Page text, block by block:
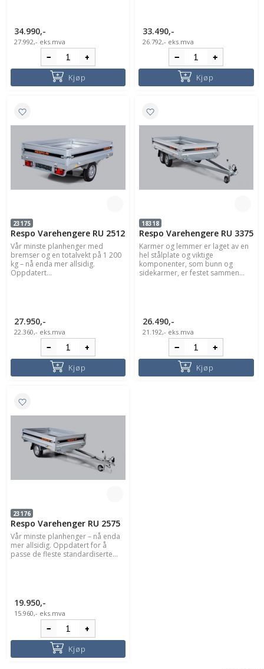
34.990,-
27.992,- eks.mva
Kjøp
33.490,-
26.792,- eks.mva
Kjøp
23175
Respo Varehengere RU 2512
Vår minste planhenger med
bremser og en totalvekt på 1 200
kg – nå enda mer allsidig.
Oppdatert...
27.950,-
22.360,- eks.mva
Kjøp
18318
Respo Varehengere RU 3375
Karmer og lemmer er laget av en
hel stålplate og viktige
komponenter, som bunn og
sidekarmer, er festet sammen...
26.490,-
21.192,- eks.mva
Kjøp
23176
Respo Varehenger RU 2575
Vår minste planhenger – nå enda
mer allsidig. Oppdatert for å
passe de fleste standardiserte...
19.950,-
15.960,- eks.mva
Kjøp